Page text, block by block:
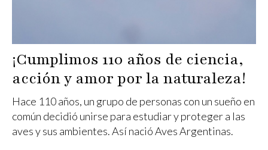
¡Cumplimos 110 años de ciencia,
acción y amor por la naturaleza!
Hace 110 años, un grupo de personas con un sueño en
común decidió unirse para estudiar y proteger a las
aves y sus ambientes. Así nació Aves Argentinas.